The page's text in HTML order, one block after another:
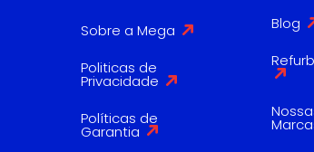
Sobre a Mega
Politicas de
Privacidade
Políticas de
Garantia
Blog